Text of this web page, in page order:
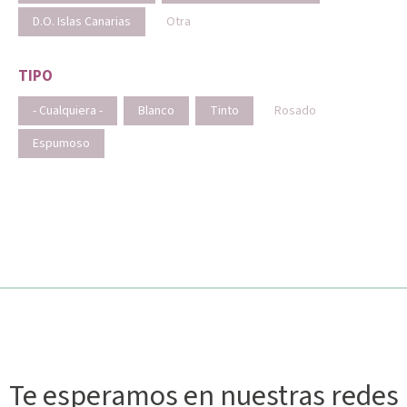
t
r
a
u
s
a
í
D.O. Islas Canarias
Otra
TIPO
- Cualquiera - Blanco Tinto
Rosado
Espumoso
Te esperamos en nuestras redes